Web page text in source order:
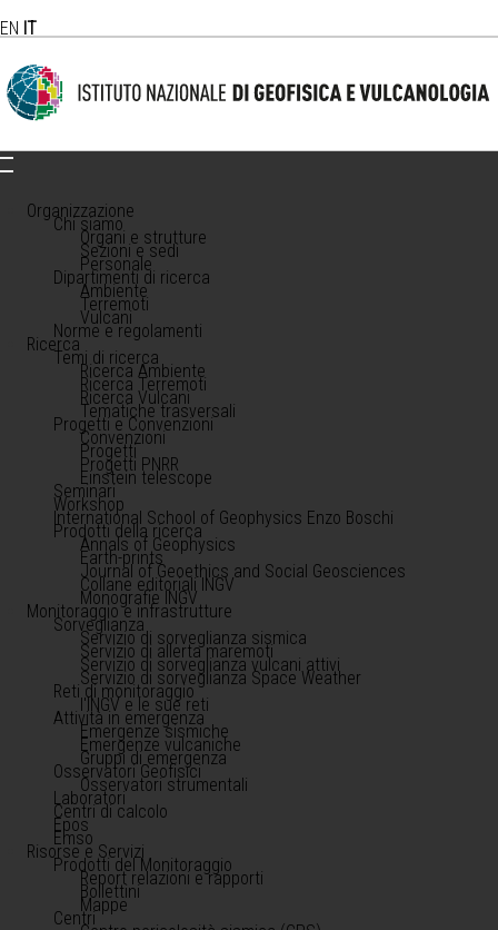
EN IT
Organizzazione
Chi siamo
Organi e strutture
Sezioni e sedi
Personale
Dipartimenti di ricerca
Ambiente
Terremoti
Vulcani
Norme e regolamenti
Ricerca
Temi di ricerca
Ricerca Ambiente
Ricerca Terremoti
Ricerca Vulcani
Tematiche trasversali
Progetti e Convenzioni
Convenzioni
Progetti
Progetti PNRR
Einstein telescope
Seminari
Workshop
International School of Geophysics Enzo Boschi
Prodotti della ricerca
Annals of Geophysics
Earth-prints
Journal of Geoethics and Social Geosciences
Collane editoriali INGV
Monografie INGV
Monitoraggio e infrastrutture
Sorveglianza
Servizio di sorveglianza sismica
Servizio di allerta maremoti
Servizio di sorveglianza vulcani attivi
Servizio di sorveglianza Space Weather
Reti di monitoraggio
l'INGV e le sue reti
Attività in emergenza
Emergenze sismiche
Emergenze vulcaniche
Gruppi di emergenza
Osservatori Geofisici
Osservatori strumentali
Laboratori
Centri di calcolo
Epos
Emso
Risorse e Servizi
Prodotti del Monitoraggio
Report relazioni e rapporti
Bollettini
Mappe
Centri